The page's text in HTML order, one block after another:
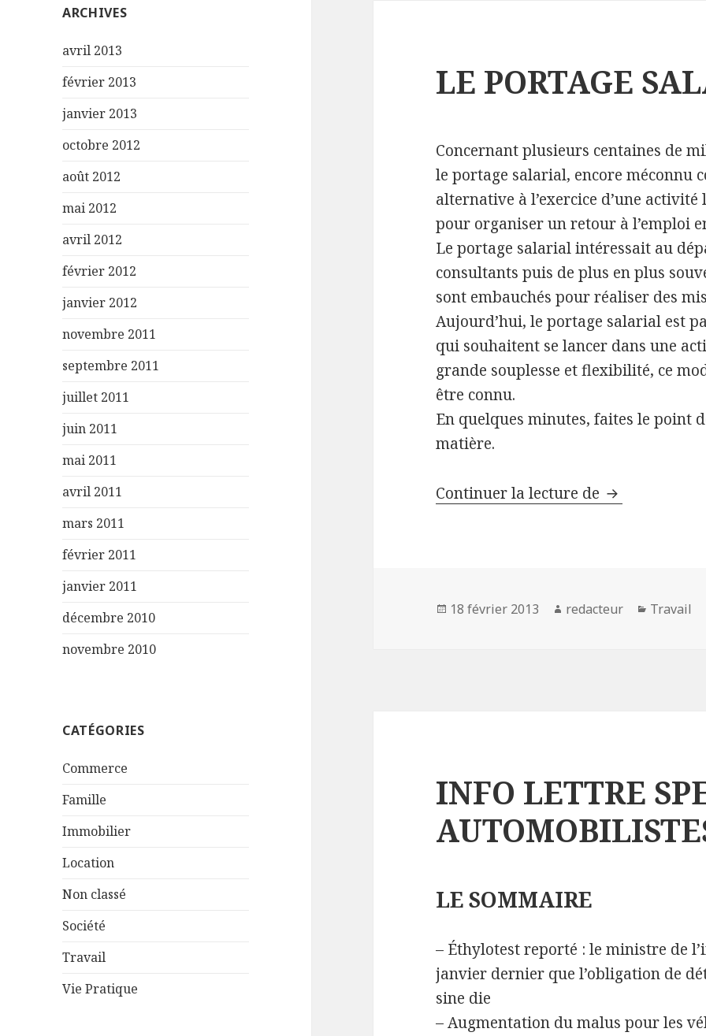
ARCHIVES
avril 2013
février 2013
janvier 2013
octobre 2012
août 2012
mai 2012
avril 2012
février 2012
janvier 2012
novembre 2011
septembre 2011
juillet 2011
juin 2011
mai 2011
avril 2011
mars 2011
février 2011
janvier 2011
décembre 2010
novembre 2010
CATÉGORIES
Commerce
Famille
Immobilier
Location
Non classé
Société
Travail
Vie Pratique
LE PORTAGE
Concernant plusieurs centaines de
le portage salarial, encore méconnu
alternative à l’exercice d’une
pour organiser un retour à l’emploi
Le portage salarial intéressait au
consultants puis de plus en plus
sont embauchés pour réaliser des
Aujourd’hui, le portage salarial est
qui souhaitent se lancer dans une
grande souplesse et flexibilité, ce
être connu.
En quelques minutes, faites le point
matière.
Continuer la lecture de LE PORTAGE
Publié
18 février 2013 Auteur
redacteur Catégories
Travail
INFO LETTRE
LE SOMMAIRE
– Éthylotest reporté : le ministre de
janvier dernier que l’obligation de
sine die
– Augmentation du malus pour les